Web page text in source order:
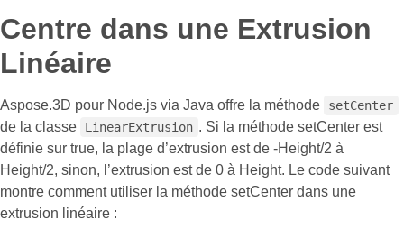
Centre dans une Extrusion
Linéaire
Aspose.3D pour Node.js via Java offre la méthode setCenter
de la classe LinearExtrusion . Si la méthode setCenter est
définie sur true, la plage d’extrusion est de -Height/2 à
Height/2, sinon, l’extrusion est de 0 à Height. Le code suivant
montre comment utiliser la méthode setCenter dans une
extrusion linéaire :